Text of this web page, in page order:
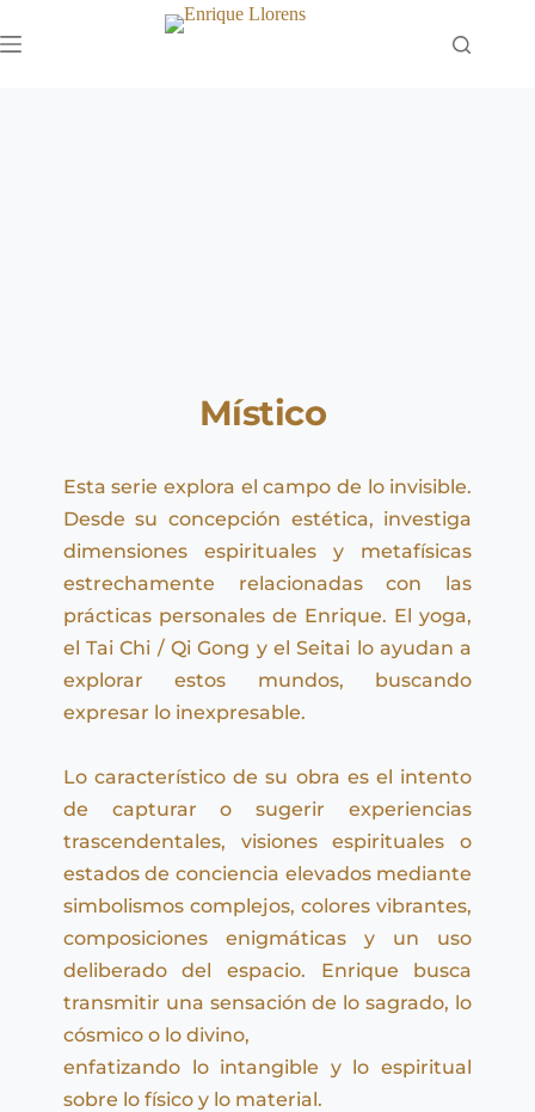
contenido
Místico
Esta serie explora el campo de lo invisible.
Desde su concepción estética, investiga
dimensiones espirituales y metafísicas
estrechamente relacionadas con las
prácticas personales de Enrique. El yoga,
el Tai Chi / Qi Gong y el Seitai lo ayudan a
explorar estos mundos, buscando
expresar lo inexpresable.
Lo característico de su obra es el intento
de capturar o sugerir experiencias
trascendentales, visiones espirituales o
estados de conciencia elevados mediante
simbolismos complejos, colores vibrantes,
composiciones enigmáticas y un uso
deliberado del espacio. Enrique busca
transmitir una sensación de lo sagrado, lo
cósmico o lo divino,
enfatizando lo intangible y lo espiritual
sobre lo físico y lo material.